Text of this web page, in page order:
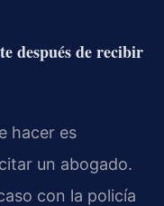
después de recibir
hacer es
un abogado.
con la policía